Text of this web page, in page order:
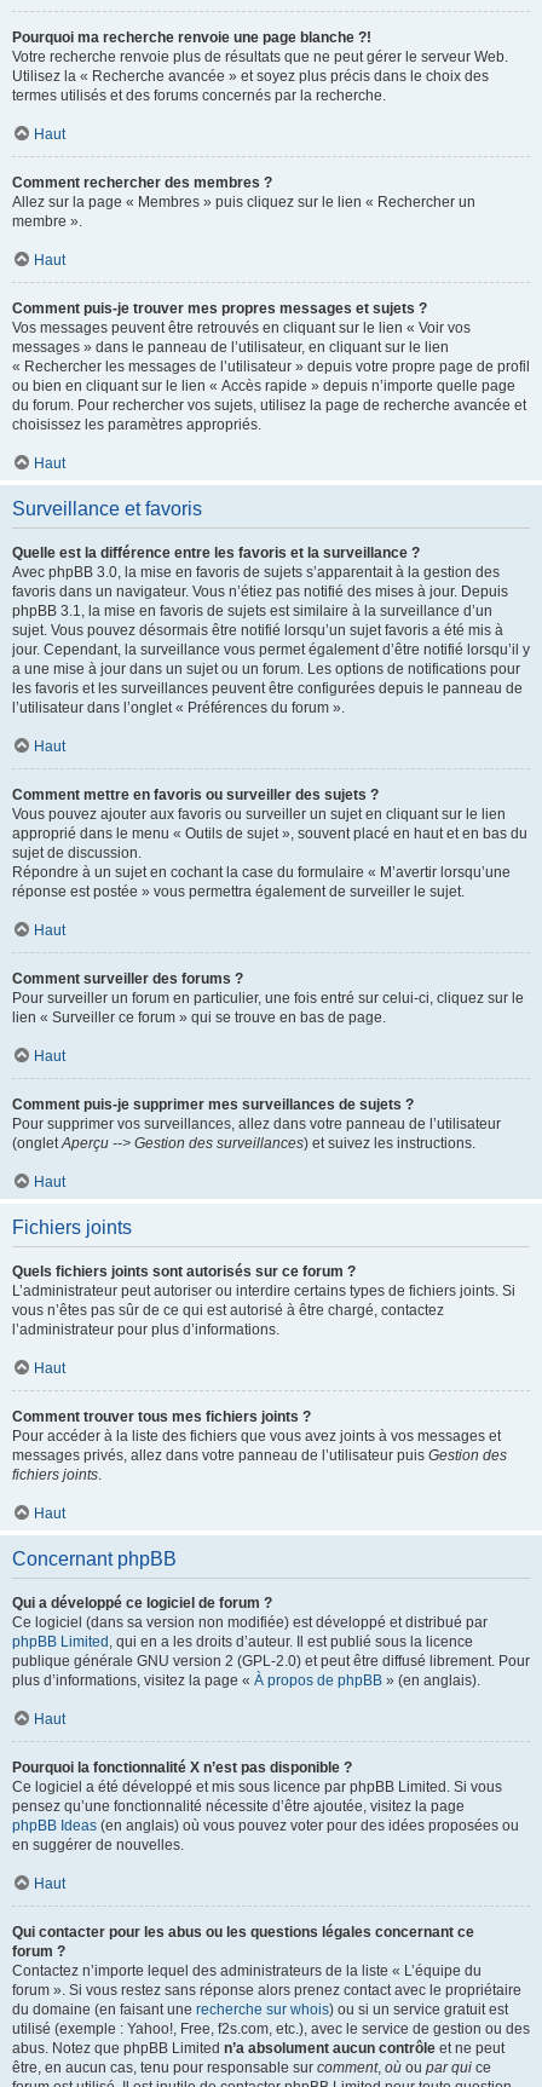
Pourquoi ma recherche renvoie une page blanche ?!
Votre recherche renvoie plus de résultats que ne peut gérer le serveur Web.
Utilisez la « Recherche avancée » et soyez plus précis dans le choix des
termes utilisés et des forums concernés par la recherche.
Haut
Comment rechercher des membres ?
Allez sur la page « Membres » puis cliquez sur le lien « Rechercher un
membre ».
Haut
Comment puis-je trouver mes propres messages et sujets ?
Vos messages peuvent être retrouvés en cliquant sur le lien « Voir vos
messages » dans le panneau de l’utilisateur, en cliquant sur le lien
« Rechercher les messages de l’utilisateur » depuis votre propre page de profil
ou bien en cliquant sur le lien « Accès rapide » depuis n’importe quelle page
du forum. Pour rechercher vos sujets, utilisez la page de recherche avancée et
choisissez les paramètres appropriés.
Haut
Surveillance et favoris
Quelle est la différence entre les favoris et la surveillance ?
Avec phpBB 3.0, la mise en favoris de sujets s’apparentait à la gestion des
favoris dans un navigateur. Vous n’étiez pas notifié des mises à jour. Depuis
phpBB 3.1, la mise en favoris de sujets est similaire à la surveillance d’un
sujet. Vous pouvez désormais être notifié lorsqu’un sujet favoris a été mis à
jour. Cependant, la surveillance vous permet également d’être notifié lorsqu’il y
a une mise à jour dans un sujet ou un forum. Les options de notifications pour
les favoris et les surveillances peuvent être configurées depuis le panneau de
l’utilisateur dans l’onglet « Préférences du forum ».
Haut
Comment mettre en favoris ou surveiller des sujets ?
Vous pouvez ajouter aux favoris ou surveiller un sujet en cliquant sur le lien
approprié dans le menu « Outils de sujet », souvent placé en haut et en bas du
sujet de discussion.
Répondre à un sujet en cochant la case du formulaire « M’avertir lorsqu’une
réponse est postée » vous permettra également de surveiller le sujet.
Haut
Comment surveiller des forums ?
Pour surveiller un forum en particulier, une fois entré sur celui-ci, cliquez sur le
lien « Surveiller ce forum » qui se trouve en bas de page.
Haut
Comment puis-je supprimer mes surveillances de sujets ?
Pour supprimer vos surveillances, allez dans votre panneau de l’utilisateur
(ongletAperçu --> Gestion des surveillances) et suivez les instructions.
Haut
Fichiers joints
Quels fichiers joints sont autorisés sur ce forum ?
L’administrateur peut autoriser ou interdire certains types de fichiers joints. Si
vous n’êtes pas sûr de ce qui est autorisé à être chargé, contactez
l’administrateur pour plus d’informations.
Haut
Comment trouver tous mes fichiers joints ?
Pour accéder à la liste des fichiers que vous avez joints à vos messages et
messages privés, allez dans votre panneau de l’utilisateur puis Gestion des
fichiers joints.
Haut
Concernant phpBB
Qui a développé ce logiciel de forum ?
Ce logiciel (dans sa version non modifiée) est développé et distribué par
phpBB Limited , qui en a les droits d’auteur. Il est publié sous la licence
publique générale GNU version 2 (GPL-2.0) et peut être diffusé librement. Pour
plus d’informations, visitez la page « À propos de phpBB » (en anglais).
Haut
Pourquoi la fonctionnalité X n’est pas disponible ?
Ce logiciel a été développé et mis sous licence par phpBB Limited. Si vous
pensez qu’une fonctionnalité nécessite d’être ajoutée, visitez la page
phpBB Ideas (en anglais) où vous pouvez voter pour des idées proposées ou
en suggérer de nouvelles.
Haut
Qui contacter pour les abus ou les questions légales concernant ce
forum ?
Contactez n’importe lequel des administrateurs de la liste « L’équipe du
forum ». Si vous restez sans réponse alors prenez contact avec le propriétaire
du domaine (en faisant une recherche sur whois) ou si un service gratuit est
utilisé (exemple : Yahoo!, Free, f2s.com, etc.), avec le service de gestion ou des
abus. Notez que phpBB Limited n’a absolument aucun contrôle et ne peut
être, en aucun cas, tenu pour responsable sur comment, où ou par qui ce